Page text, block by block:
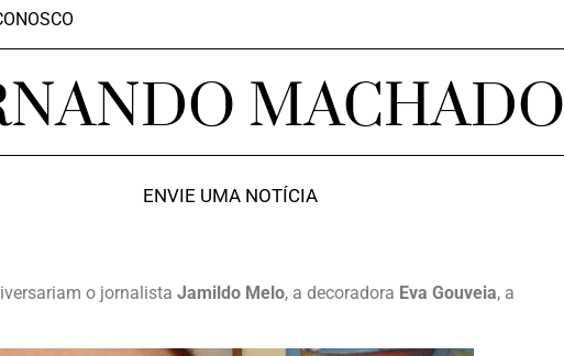
MACHADO
ENVIE UMA NOTÍCIA
o jornalista Jamildo Melo, a decoradora Eva Gouveia, a